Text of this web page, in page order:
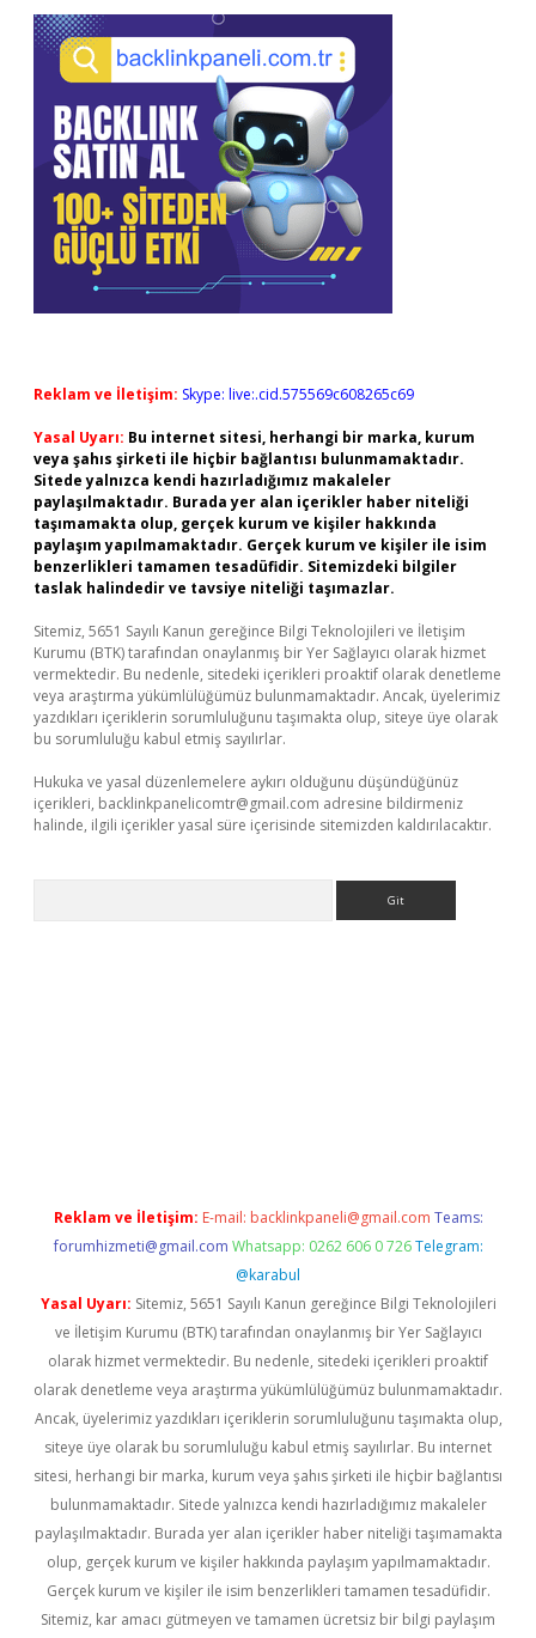
Reklam ve İletişim: Skype: live:.cid.575569c608265c69
Yasal Uyarı: Bu internet sitesi, herhangi bir marka, kurum
veya şahıs şirketi ile hiçbir bağlantısı bulunmamaktadır.
Sitede yalnızca kendi hazırladığımız makaleler
paylaşılmaktadır. Burada yer alan içerikler haber niteliği
taşımamakta olup, gerçek kurum ve kişiler hakkında
paylaşım yapılmamaktadır. Gerçek kurum ve kişiler ile isim
benzerlikleri tamamen tesadüfidir. Sitemizdeki bilgiler
taslak halindedir ve tavsiye niteliği taşımazlar.
Sitemiz, 5651 Sayılı Kanun gereğince Bilgi Teknolojileri ve İletişim
Kurumu (BTK) tarafından onaylanmış bir Yer Sağlayıcı olarak hizmet
vermektedir. Bu nedenle, sitedeki içerikleri proaktif olarak denetleme
veya araştırma yükümlülüğümüz bulunmamaktadır. Ancak, üyelerimiz
yazdıkları içeriklerin sorumluluğunu taşımakta olup, siteye üye olarak
bu sorumluluğu kabul etmiş sayılırlar.
Hukuka ve yasal düzenlemelere aykırı olduğunu düşündüğünüz
içerikleri, backlinkpanelicomtr@gmail.com adresine bildirmeniz
halinde, ilgili içerikler yasal süre içerisinde sitemizden kaldırılacaktır.
Reklam ve İletişim: E-mail: backlinkpaneli@gmail.com Teams:
forumhizmeti@gmail.com Whatsapp: 0262 606 0 726 Telegram:
@karabul
Yasal Uyarı: Sitemiz, 5651 Sayılı Kanun gereğince Bilgi Teknolojileri
ve İletişim Kurumu (BTK) tarafından onaylanmış bir Yer Sağlayıcı
olarak hizmet vermektedir. Bu nedenle, sitedeki içerikleri proaktif
olarak denetleme veya araştırma yükümlülüğümüz bulunmamaktadır.
Ancak, üyelerimiz yazdıkları içeriklerin sorumluluğunu taşımakta olup,
siteye üye olarak bu sorumluluğu kabul etmiş sayılırlar. Bu internet
sitesi, herhangi bir marka, kurum veya şahıs şirketi ile hiçbir bağlantısı
bulunmamaktadır. Sitede yalnızca kendi hazırladığımız makaleler
paylaşılmaktadır. Burada yer alan içerikler haber niteliği taşımamakta
olup, gerçek kurum ve kişiler hakkında paylaşım yapılmamaktadır.
Gerçek kurum ve kişiler ile isim benzerlikleri tamamen tesadüfidir.
Sitemiz, kar amacı gütmeyen ve tamamen ücretsiz bir bilgi paylaşım